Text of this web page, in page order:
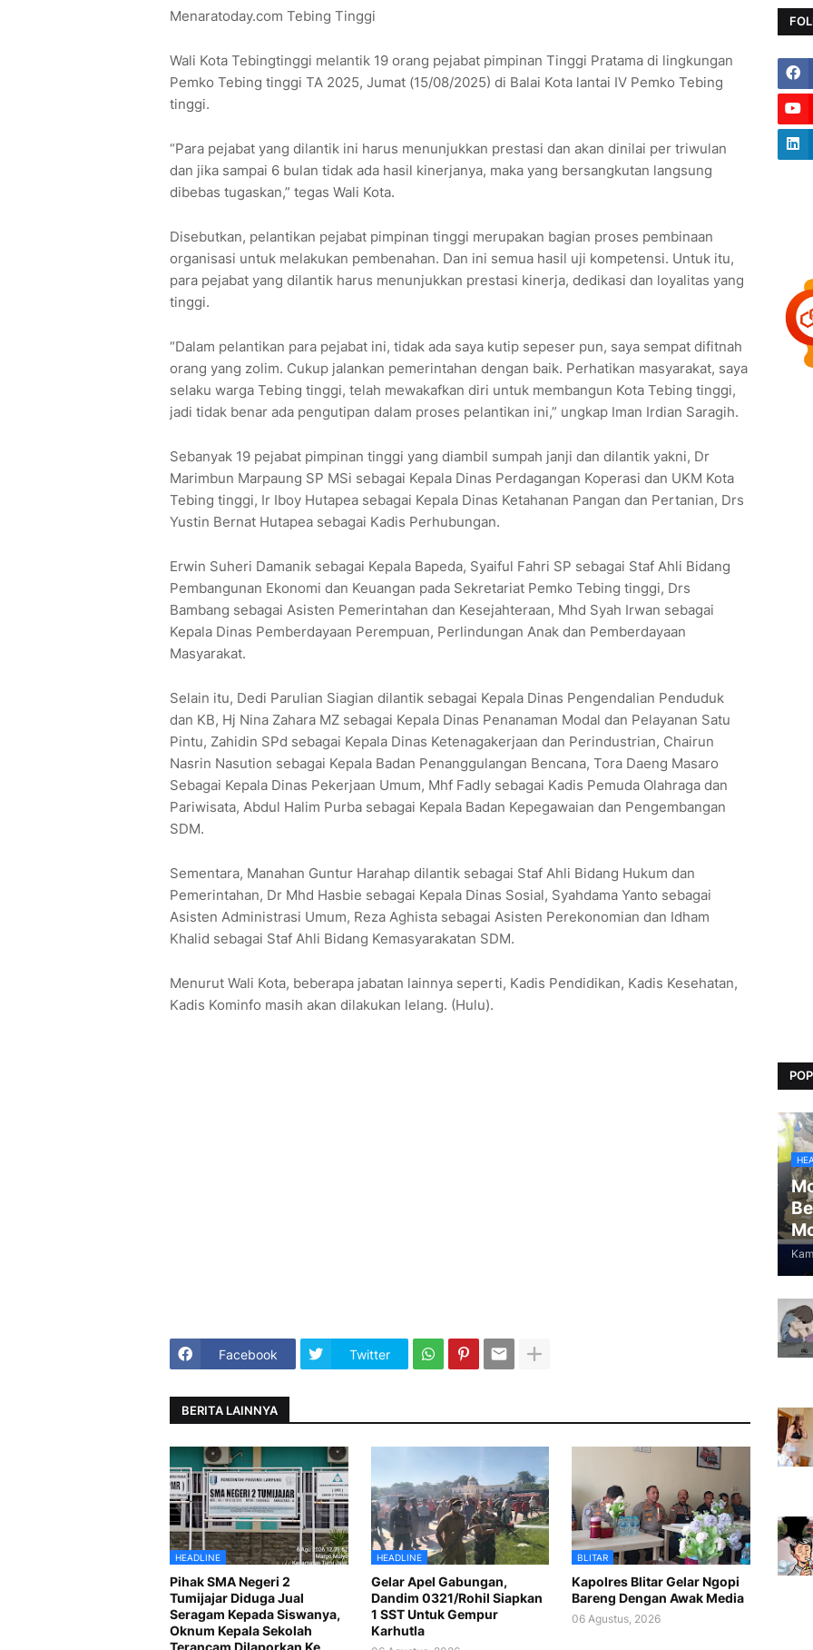
Menaratoday.com Tebing Tinggi
Wali Kota Tebingtinggi melantik 19 orang pejabat pimpinan Tinggi Pratama di lingkungan
Pemko Tebing tinggi TA 2025, Jumat (15/08/2025) di Balai Kota lantai IV Pemko Tebing
tinggi.
“Para pejabat yang dilantik ini harus menunjukkan prestasi dan akan dinilai per triwulan
dan jika sampai 6 bulan tidak ada hasil kinerjanya, maka yang bersangkutan langsung
dibebas tugaskan,” tegas Wali Kota.
Disebutkan, pelantikan pejabat pimpinan tinggi merupakan bagian proses pembinaan
organisasi untuk melakukan pembenahan. Dan ini semua hasil uji kompetensi. Untuk itu,
para pejabat yang dilantik harus menunjukkan prestasi kinerja, dedikasi dan loyalitas yang
tinggi.
“Dalam pelantikan para pejabat ini, tidak ada saya kutip sepeser pun, saya sempat difitnah
orang yang zolim. Cukup jalankan pemerintahan dengan baik. Perhatikan masyarakat, saya
selaku warga Tebing tinggi, telah mewakafkan diri untuk membangun Kota Tebing tinggi,
jadi tidak benar ada pengutipan dalam proses pelantikan ini,” ungkap Iman Irdian Saragih.
Sebanyak 19 pejabat pimpinan tinggi yang diambil sumpah janji dan dilantik yakni, Dr
Marimbun Marpaung SP MSi sebagai Kepala Dinas Perdagangan Koperasi dan UKM Kota
Tebing tinggi, Ir Iboy Hutapea sebagai Kepala Dinas Ketahanan Pangan dan Pertanian, Drs
Yustin Bernat Hutapea sebagai Kadis Perhubungan.
Erwin Suheri Damanik sebagai Kepala Bapeda, Syaiful Fahri SP sebagai Staf Ahli Bidang
Pembangunan Ekonomi dan Keuangan pada Sekretariat Pemko Tebing tinggi, Drs
Bambang sebagai Asisten Pemerintahan dan Kesejahteraan, Mhd Syah Irwan sebagai
Kepala Dinas Pemberdayaan Perempuan, Perlindungan Anak dan Pemberdayaan
Masyarakat.
Selain itu, Dedi Parulian Siagian dilantik sebagai Kepala Dinas Pengendalian Penduduk
dan KB, Hj Nina Zahara MZ sebagai Kepala Dinas Penanaman Modal dan Pelayanan Satu
Pintu, Zahidin SPd sebagai Kepala Dinas Ketenagakerjaan dan Perindustrian, Chairun
Nasrin Nasution sebagai Kepala Badan Penanggulangan Bencana, Tora Daeng Masaro
Sebagai Kepala Dinas Pekerjaan Umum, Mhf Fadly sebagai Kadis Pemuda Olahraga dan
Pariwisata, Abdul Halim Purba sebagai Kepala Badan Kepegawaian dan Pengembangan
SDM.
Sementara, Manahan Guntur Harahap dilantik sebagai Staf Ahli Bidang Hukum dan
Pemerintahan, Dr Mhd Hasbie sebagai Kepala Dinas Sosial, Syahdama Yanto sebagai
Asisten Administrasi Umum, Reza Aghista sebagai Asisten Perekonomian dan Idham
Khalid sebagai Staf Ahli Bidang Kemasyarakatan SDM.
Menurut Wali Kota, beberapa jabatan lainnya seperti, Kadis Pendidikan, Kadis Kesehatan,
Kadis Kominfo masih akan dilakukan lelang. (Hulu).
Facebook Twitter
BERITA LAINNYA
HEADLINE
Pihak SMA Negeri 2
Tumijajar Diduga Jual
Seragam Kepada Siswanya,
Oknum Kepala Sekolah
Terancam Dilaporkan Ke
HEADLINE
Gelar Apel Gabungan,
Dandim 0321/Rohil Siapkan
1 SST Untuk Gempur
Karhutla
BLITAR
Kapolres Blitar Gelar Ngopi
Bareng Dengan Awak Media
06 Agustus, 2026